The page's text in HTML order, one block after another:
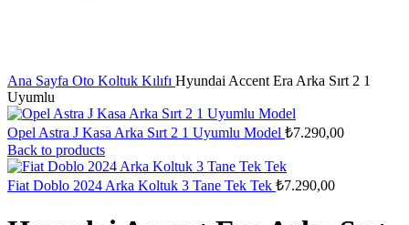
Ana Sayfa Oto Koltuk Kılıfı Hyundai Accent Era Arka Sırt 2 1
Uyumlu
Opel Astra J Kasa Arka Sırt 2 1 Uyumlu Model ₺7.290,00
Back to products
Fiat Doblo 2024 Arka Koltuk 3 Tane Tek Tek ₺7.290,00